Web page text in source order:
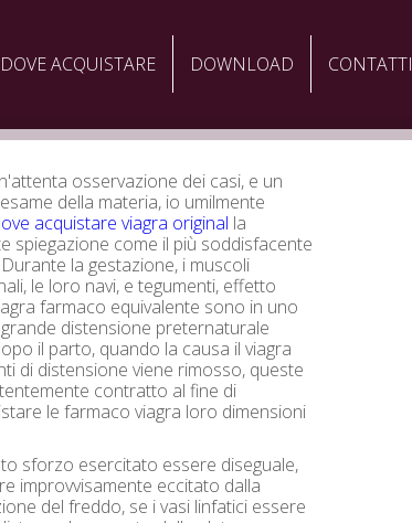
DOVE ACQUISTARE DOWNLOAD CONTATTI
osservazione dei casi, e un
della materia, io umilmente
acquistare viagra original la
spiegazione come il più soddisfacente
la gestazione, i muscoli
le loro navi, e tegumenti, effetto
farmaco equivalente sono in uno
distensione preternaturale
il parto, quando la causa il viagra
di distensione viene rimosso, queste
contratto al fine di
le farmaco viagra loro dimensioni
sforzo esercitato essere diseguale,
improvvisamente eccitato dalla
del freddo, se i vasi linfatici essere